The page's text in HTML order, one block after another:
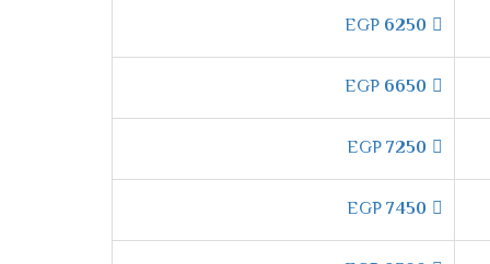
والمكان من الجراثيم التى توجد ولا
6250
6650
7250
7450